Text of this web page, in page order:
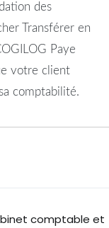
des
Transférer en
Paye
votre client
comptabilité.
comptable et